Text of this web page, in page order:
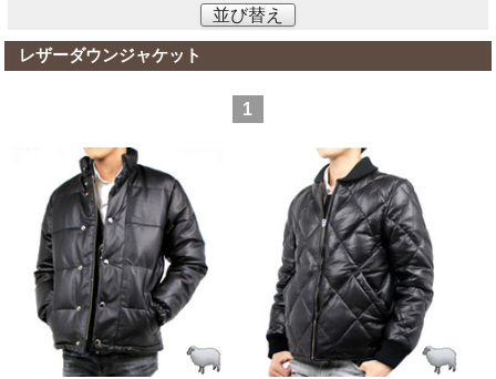
並び替え
レザーダウンジャケット
1